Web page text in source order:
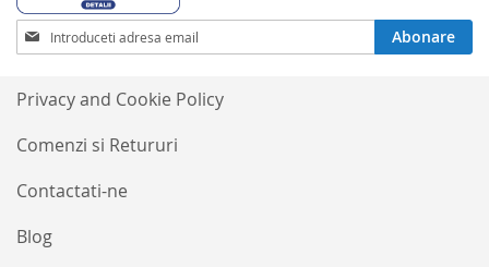
Privacy and Cookie Policy
Comenzi si Retururi
Contactati-ne
Blog
Inscrieti-
va
Buletinele
noastre
informative
Abonare